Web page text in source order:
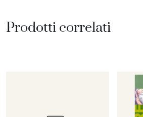
Prodotti correlati